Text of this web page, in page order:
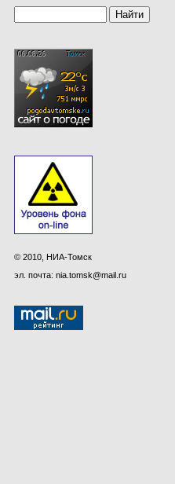
© 2010, НИА-Томск
эл. почта: nia.tomsk@mail.ru